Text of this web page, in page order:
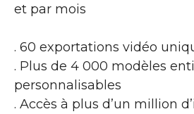
et par mois
. 60 exportations vidéo
. Plus de 4 000 modèles
personnalisables
. Accès à plus d’un million